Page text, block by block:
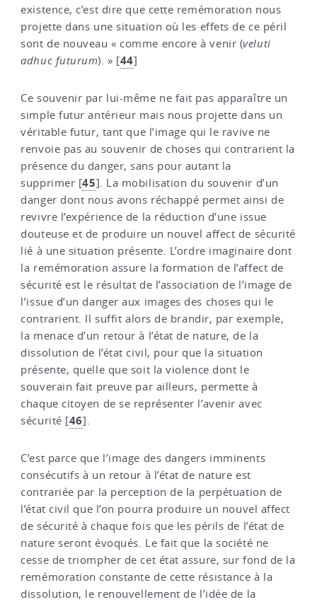
existence, c’est dire que cette remémoration nous
projette dans une situation où les effets de ce péril
sont de nouveau « comme encore à venir (veluti
adhuc futurum). » [44]
Ce souvenir par lui-même ne fait pas apparaître un
simple futur antérieur mais nous projette dans un
véritable futur, tant que l’image qui le ravive ne
renvoie pas au souvenir de choses qui contrarient la
présence du danger, sans pour autant la
supprimer [45]. La mobilisation du souvenir d’un
danger dont nous avons réchappé permet ainsi de
revivre l’expérience de la réduction d’une issue
douteuse et de produire un nouvel affect de sécurité
lié à une situation présente. L’ordre imaginaire dont
la remémoration assure la formation de l’affect de
sécurité est le résultat de l’association de l’image de
l’issue d’un danger aux images des choses qui le
contrarient. Il suffit alors de brandir, par exemple,
la menace d’un retour à l’état de nature, de la
dissolution de l’état civil, pour que la situation
présente, quelle que soit la violence dont le
souverain fait preuve par ailleurs, permette à
chaque citoyen de se représenter l’avenir avec
sécurité [46].
C’est parce que l’image des dangers imminents
consécutifs à un retour à l’état de nature est
contrariée par la perception de la perpétuation de
l’état civil que l’on pourra produire un nouvel affect
de sécurité à chaque fois que les périls de l’état de
nature seront évoqués. Le fait que la société ne
cesse de triompher de cet état assure, sur fond de la
remémoration constante de cette résistance à la
dissolution, le renouvellement de l’idée de la